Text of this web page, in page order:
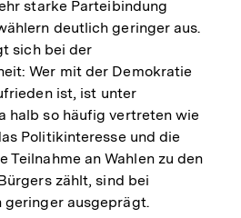
starke Parteibindung
deutlich geringer aus.
sich bei der
Wer mit der Demokratie
ist, ist unter
halb so häufig vertreten wie
Politikinteresse und die
Teilnahme an Wahlen zu den
zählt, sind bei
ausgeprägt.